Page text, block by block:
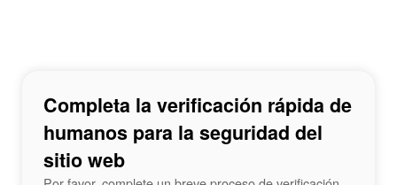
Completa la verificación rápida de
humanos para la seguridad del
sitio web